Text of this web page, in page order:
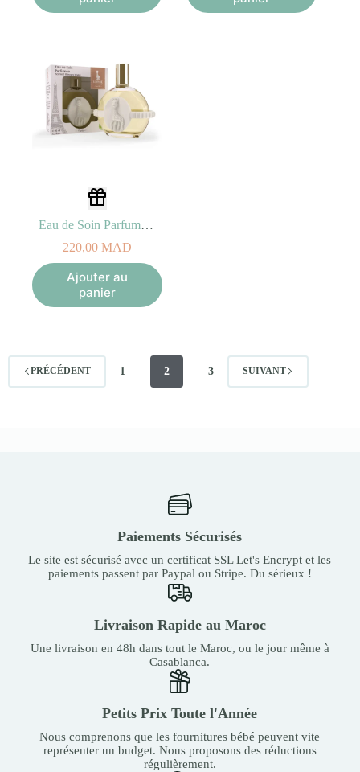
Eau de Soin Parfumée 50ml Sophie La girafe – 0M+
220,00 MAD
Ajouter au
panier
PRÉCÉDENT 1 2 3 SUIVANT
Paiements Sécurisés
Le site est sécurisé avec un certificat SSL Let's Encrypt et les
paiements passent par Paypal ou Stripe. Du sérieux !
Livraison Rapide au Maroc
Une livraison en 48h dans tout le Maroc, ou le jour même à
Casablanca.
Petits Prix Toute l'Année
Nous comprenons que les fournitures bébé peuvent vite
représenter un budget. Nous proposons des réductions
régulièrement.